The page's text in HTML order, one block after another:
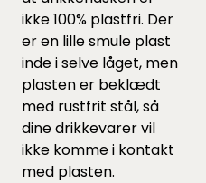
ikke 100% plastfri. Der
er en lille smule plast
inde i selve låget, men
plasten er beklædt
med rustfrit stål, så
dine drikkevarer vil
ikke komme i kontakt
med plasten.